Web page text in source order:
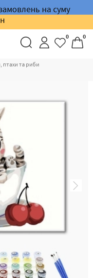
на суму
0 0
птахи та риби